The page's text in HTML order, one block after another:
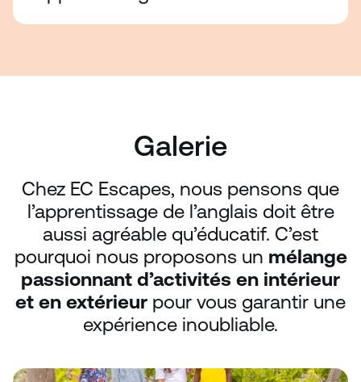
Galerie
Chez EC Escapes, nous pensons que
l’apprentissage de l’anglais doit être
aussi agréable qu’éducatif. C’est
pourquoi nous proposons un mélange
passionnant d’activités en intérieur
et en extérieur pour vous garantir une
expérience inoubliable.